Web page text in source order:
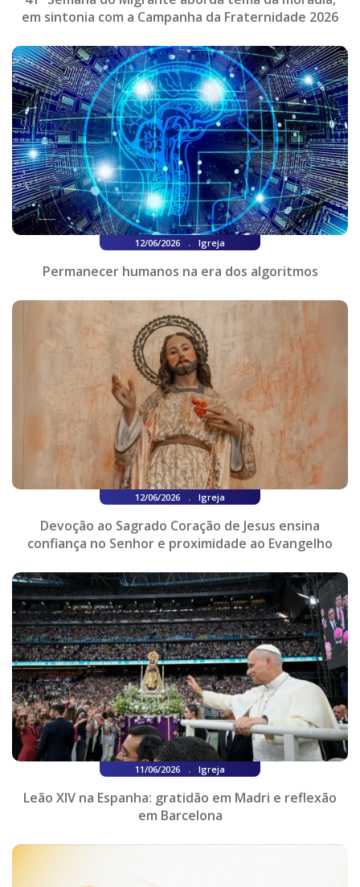
em sintonia com a Campanha da Fraternidade 2026
12/06/2026 . Igreja
Permanecer humanos na era dos algoritmos
12/06/2026 . Igreja
Devoção ao Sagrado Coração de Jesus ensina
confiança no Senhor e proximidade ao Evangelho
11/06/2026 . Igreja
Leão XIV na Espanha: gratidão em Madri e reflexão
em Barcelona